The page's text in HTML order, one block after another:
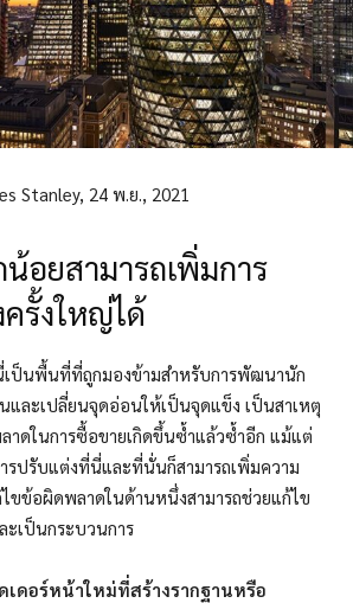
Stanley, 24 พ.ย., 2021
น้อยสามารถเพิ่มการ
รั้งใหญ่ได้
ป็นพื้นที่ที่ถูกมองข้ามสำหรับการพัฒนานัก
และเปลี่ยนจุดอ่อนให้เป็นจุดแข็ง เป็นสาเหตุ
ดในการซื้อขายเกิดขึ้นซ้ำแล้วซ้ำอีก แม้แต่
รปรับแต่งที่นี่และที่นั่นก็สามารถเพิ่มความ
ขข้อผิดพลาดในด้านหนึ่งสามารถช่วยแก้ไข
เป็นกระบวนการ
ดอร์หน้าใหม่ที่สร้างรากฐานหรือ